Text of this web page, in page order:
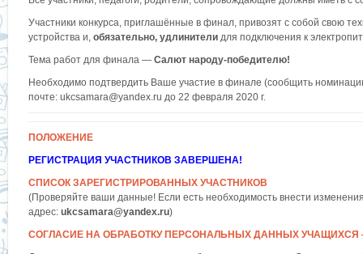
Участники конкурса, приглашённые в финал, привозят с собой свою
устройства и, обязательно, удлинители для подключения к
Тема работ для финала — Салют народу-победителю!
Необходимо подтвердить Ваше участие в финале (сообщить
почте: ukcsamara@yandex.ru до 22 февраля 2020 г.
ПОЛОЖЕНИЕ
РЕГИСТРАЦИЯ УЧАСТНИКОВ ЗАВЕРШЕНА!
СПИСОК ЗАРЕГИСТРИРОВАННЫХ УЧАСТНИКОВ
(Проверяйте ваши данные! Если есть необходимость внести
адрес: ukcsamara@yandex.ru)
СОГЛАСИЕ НА ОБРАБОТКУ ПЕРСОНАЛЬНЫХ ДАННЫХ УЧАЩИХСЯ —